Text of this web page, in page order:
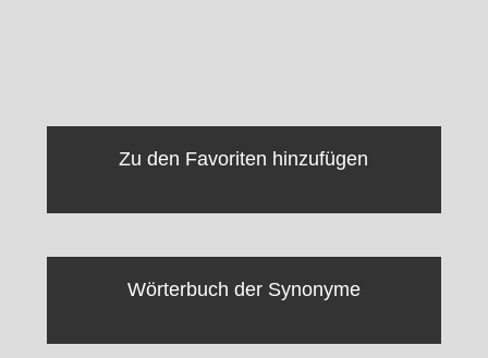
Zu den Favoriten hinzufügen
Wörterbuch der Synonyme